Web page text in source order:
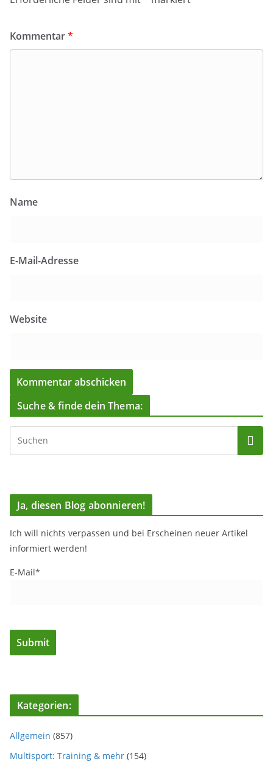
Kommentar*
Name
E-Mail-Adresse
Website
Suche & finde dein Thema:
Ja, diesen Blog abonnieren!
Ich will nichts verpassen und bei Erscheinen neuer Artikel
informiert werden!
E-Mail*
Kategorien:
Allgemein (857)
Multisport: Training & mehr (154)